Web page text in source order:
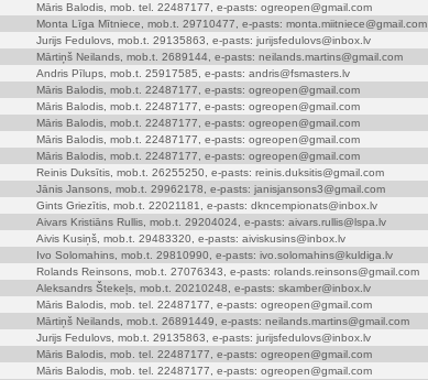
Māris Balodis, mob. tel. 22487177, e-pasts: ogreopen@gmail.com
Monta Līga Mītniece, mob.t. 29710477, e-pasts: monta.miitniece@gmail.com
Jurijs Fedulovs, mob.t. 29135863, e-pasts: jurijsfedulovs@inbox.lv
Mārtiņš Neilands, mob.t. 2689144, e-pasts: neilands.martins@gmail.com
Andris Pīlups, mob.t. 25917585, e-pasts: andris@fsmasters.lv
Māris Balodis, mob.t. 22487177, e-pasts: ogreopen@gmail.com
Māris Balodis, mob.t. 22487177, e-pasts: ogreopen@gmail.com
Māris Balodis, mob.t. 22487177, e-pasts: ogreopen@gmail.com
Māris Balodis, mob.t. 22487177, e-pasts: ogreopen@gmail.com
Māris Balodis, mob.t. 22487177, e-pasts: ogreopen@gmail.com
Reinis Duksītis, mob.t. 26255250, e-pasts: reinis.duksitis@gmail.com
Jānis Jansons, mob.t. 29962178, e-pasts: janisjansons3@gmail.com
Gints Griezītis, mob.t. 22021181, e-pasts: dkncempionats@inbox.lv
Aivars Kristiāns Rullis, mob.t. 29204024, e-pasts: aivars.rullis@lspa.lv
Aivis Kusiņš, mob.t. 29483320, e-pasts: aiviskusins@inbox.lv
Ivo Solomahins, mob.t. 29810990, e-pasts: ivo.solomahins@kuldiga.lv
Rolands Reinsons, mob.t. 27076343, e-pasts: rolands.reinsons@gmail.com
Aleksandrs Štekeļs, mob.t. 20210248, e-pasts: skamber@inbox.lv
Māris Balodis, mob. tel. 22487177, e-pasts: ogreopen@gmail.com
Mārtiņš Neilands, mob.t. 26891449, e-pasts: neilands.martins@gmail.com
Jurijs Fedulovs, mob.t. 29135863, e-pasts: jurijsfedulovs@inbox.lv
Māris Balodis, mob. tel. 22487177, e-pasts: ogreopen@gmail.com
Māris Balodis, mob. tel. 22487177, e-pasts: ogreopen@gmail.com